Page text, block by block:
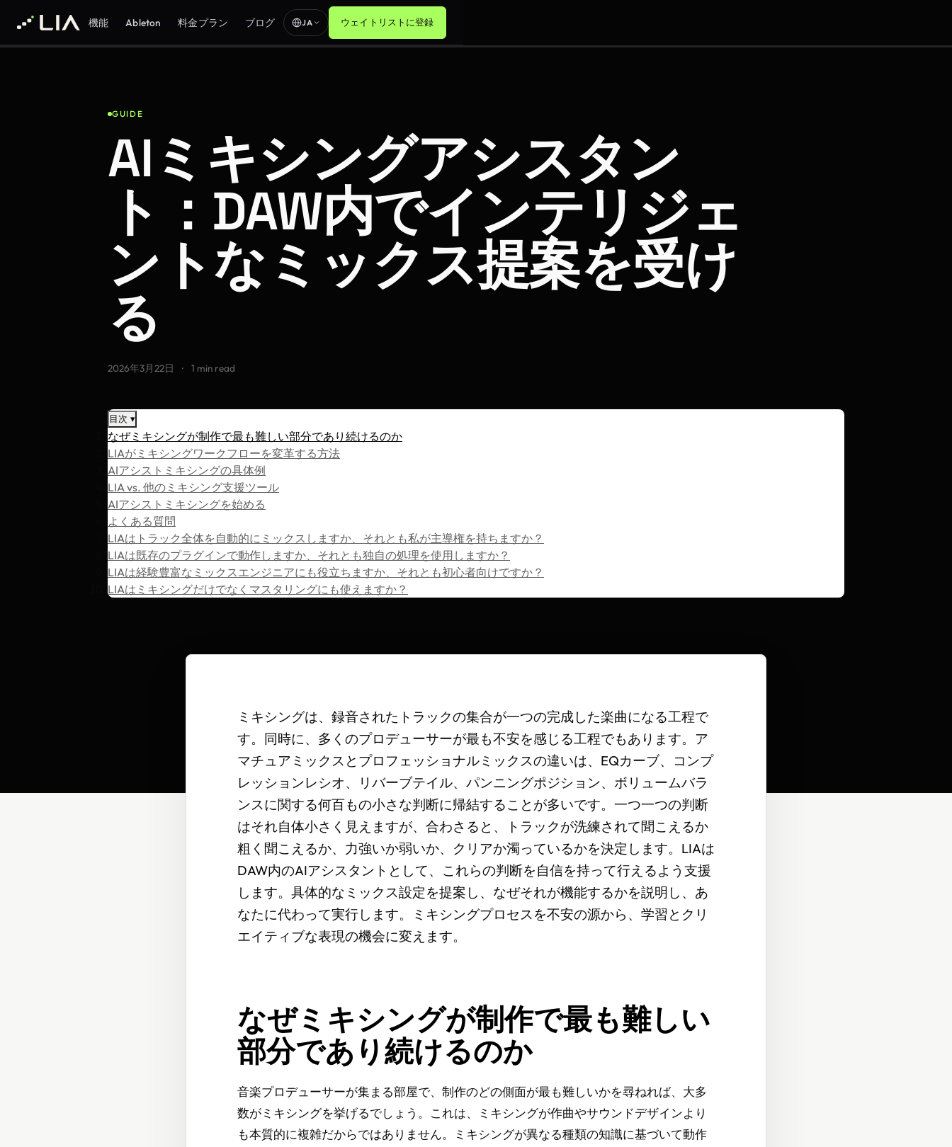
機能 Ableton 料金プラン ブログ JA ウェイトリストに登録
GUIDE
AIミキシングアシスタン
ト：DAW内でインテリジェ
ントなミックス提案を受け
る
2026年3月22日 · 1 min read
目次 ▾
なぜミキシングが制作で最も難しい部分であり続けるのか
LIAがミキシングワークフローを変革する方法
AIアシストミキシングの具体例
LIA vs. 他のミキシング支援ツール
AIアシストミキシングを始める
よくある質問
LIAはトラック全体を自動的にミックスしますか、それとも私が主導権を持ちますか？
LIAは既存のプラグインで動作しますか、それとも独自の処理を使用しますか？
LIAは経験豊富なミックスエンジニアにも役立ちますか、それとも初心者向けですか？
LIAはミキシングだけでなくマスタリングにも使えますか？
ミキシングは、録音されたトラックの集合が一つの完成した楽曲になる工程で
す。同時に、多くのプロデューサーが最も不安を感じる工程でもあります。ア
マチュアミックスとプロフェッショナルミックスの違いは、EQカーブ、コンプ
レッションレシオ、リバーブテイル、パンニングポジション、ボリュームバラ
ンスに関する何百もの小さな判断に帰結することが多いです。一つ一つの判断
はそれ自体小さく見えますが、合わさると、トラックが洗練されて聞こえるか
粗く聞こえるか、力強いか弱いか、クリアか濁っているかを決定します。LIAは
DAW内のAIアシスタントとして、これらの判断を自信を持って行えるよう支援
します。具体的なミックス設定を提案し、なぜそれが機能するかを説明し、あ
なたに代わって実行します。ミキシングプロセスを不安の源から、学習とクリ
エイティブな表現の機会に変えます。
なぜミキシングが制作で最も難しい
部分であり続けるのか
音楽プロデューサーが集まる部屋で、制作のどの側面が最も難しいかを尋ねれば、大多
数がミキシングを挙げるでしょう。これは、ミキシングが作曲やサウンドデザインより
も本質的に複雑だからではありません。ミキシングが異なる種類の知識に基づいて動作